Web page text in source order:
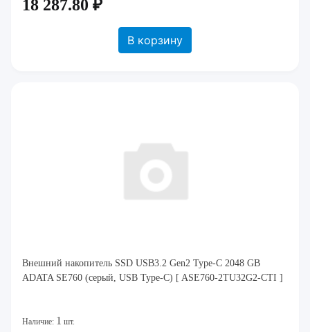
18 287.80 ₽
В корзину
Внешний накопитель SSD USB3.2 Gen2 Type-C 2048 GB
ADATA SE760 (серый, USB Type-C) [ ASE760-2TU32G2-CTI ]
Наличие: 1 шт.